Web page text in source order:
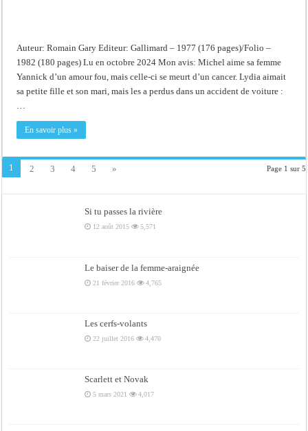
Auteur: Romain Gary Editeur: Gallimard – 1977 (176 pages)/Folio –
1982 (180 pages) Lu en octobre 2024 Mon avis: Michel aime sa femme
Yannick d’un amour fou, mais celle-ci se meurt d’un cancer. Lydia aimait
sa petite fille et son mari, mais les a perdus dans un accident de voiture :
…
En savoir plus »
Page 1 sur 5
1 2 3 4 5 »
Si tu passes la rivière
12 août 2015 5,571
Le baiser de la femme-araignée
21 février 2016 4,765
Les cerfs-volants
22 juillet 2016 4,470
Scarlett et Novak
5 mars 2021 4,017